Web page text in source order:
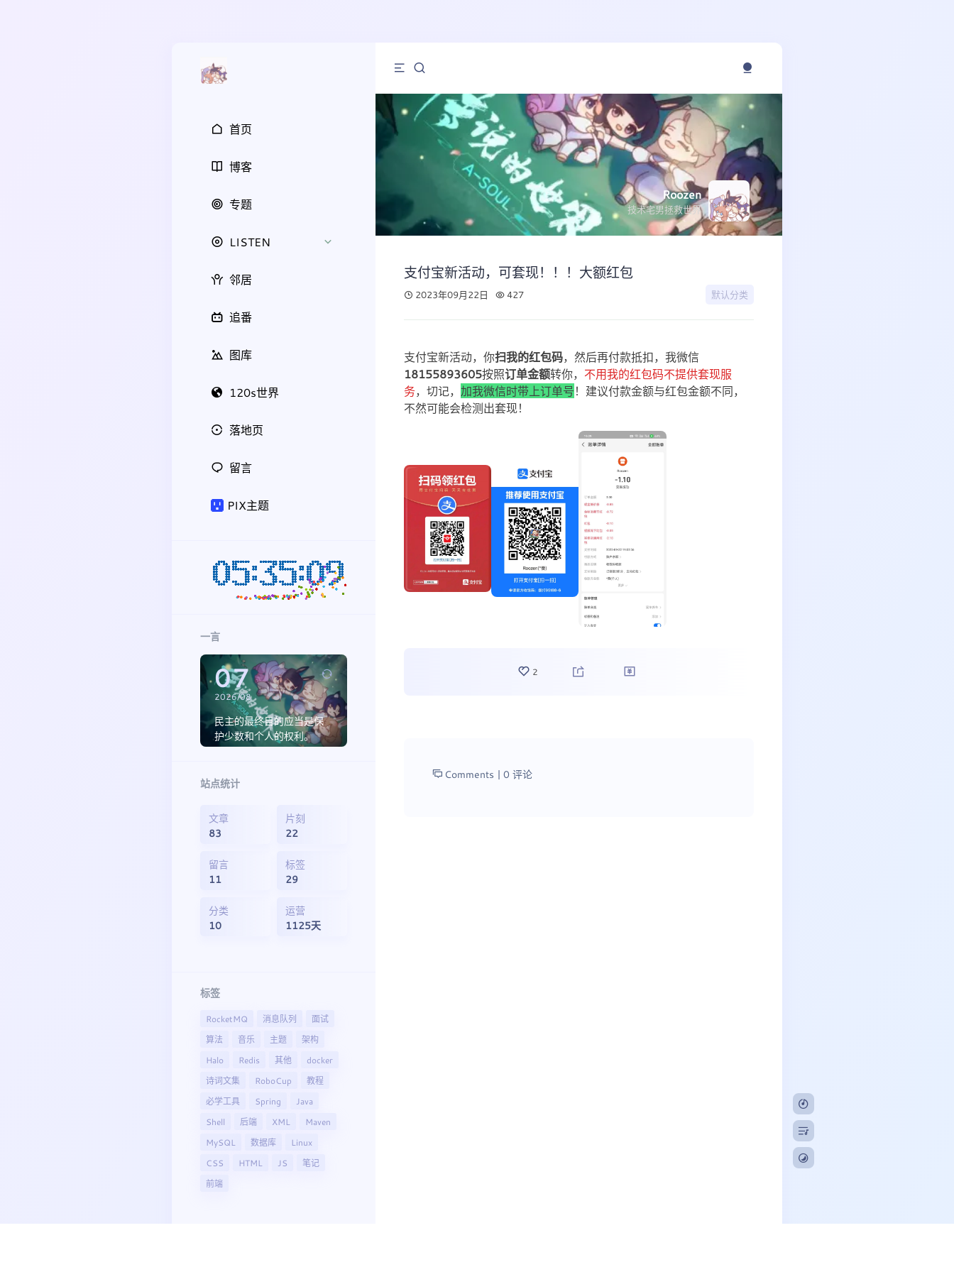
首页
博客
专题
LISTEN
邻居
追番
图库
120s世界
落地页
留言
PIX主题
一言
07
2026/08
民主的最终目的应当是保
护少数和个人的权利。
站点统计
文章
83
片刻
22
留言
11
标签
29
分类
10
运营
1125天
标签
RocketMQ 消息队列
面试
算法
音乐 主题
架构
Halo
Redis 其他
docker
诗词文集
RoboCup
教程
必学工具
Spring
Java
Shell
后端 XML
Maven
MySQL
数据库
Linux
CSS
HTML JS
笔记
前端
Roozen
技术宅男拯救世界
支付宝新活动，可套现！！！大额红包
2023年09月22日 427 默认分类
支付宝新活动，你扫我的红包码，然后再付款抵扣，我微信
18155893605按照订单金额转你， 不用我的红包码不提供套现服
务，切记， 加我微信时带上订单号！建议付款金额与红包金额不同，
不然可能会检测出套现！
2
Comments | 0 评论